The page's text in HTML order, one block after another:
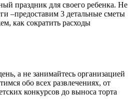
праздник для своего ребенка. Не
–предоставим 3 детальные сметы
как сократить расходы
а не занимайтесь организацией
обо всех развлечениях, от
конкурсов до выноса торта